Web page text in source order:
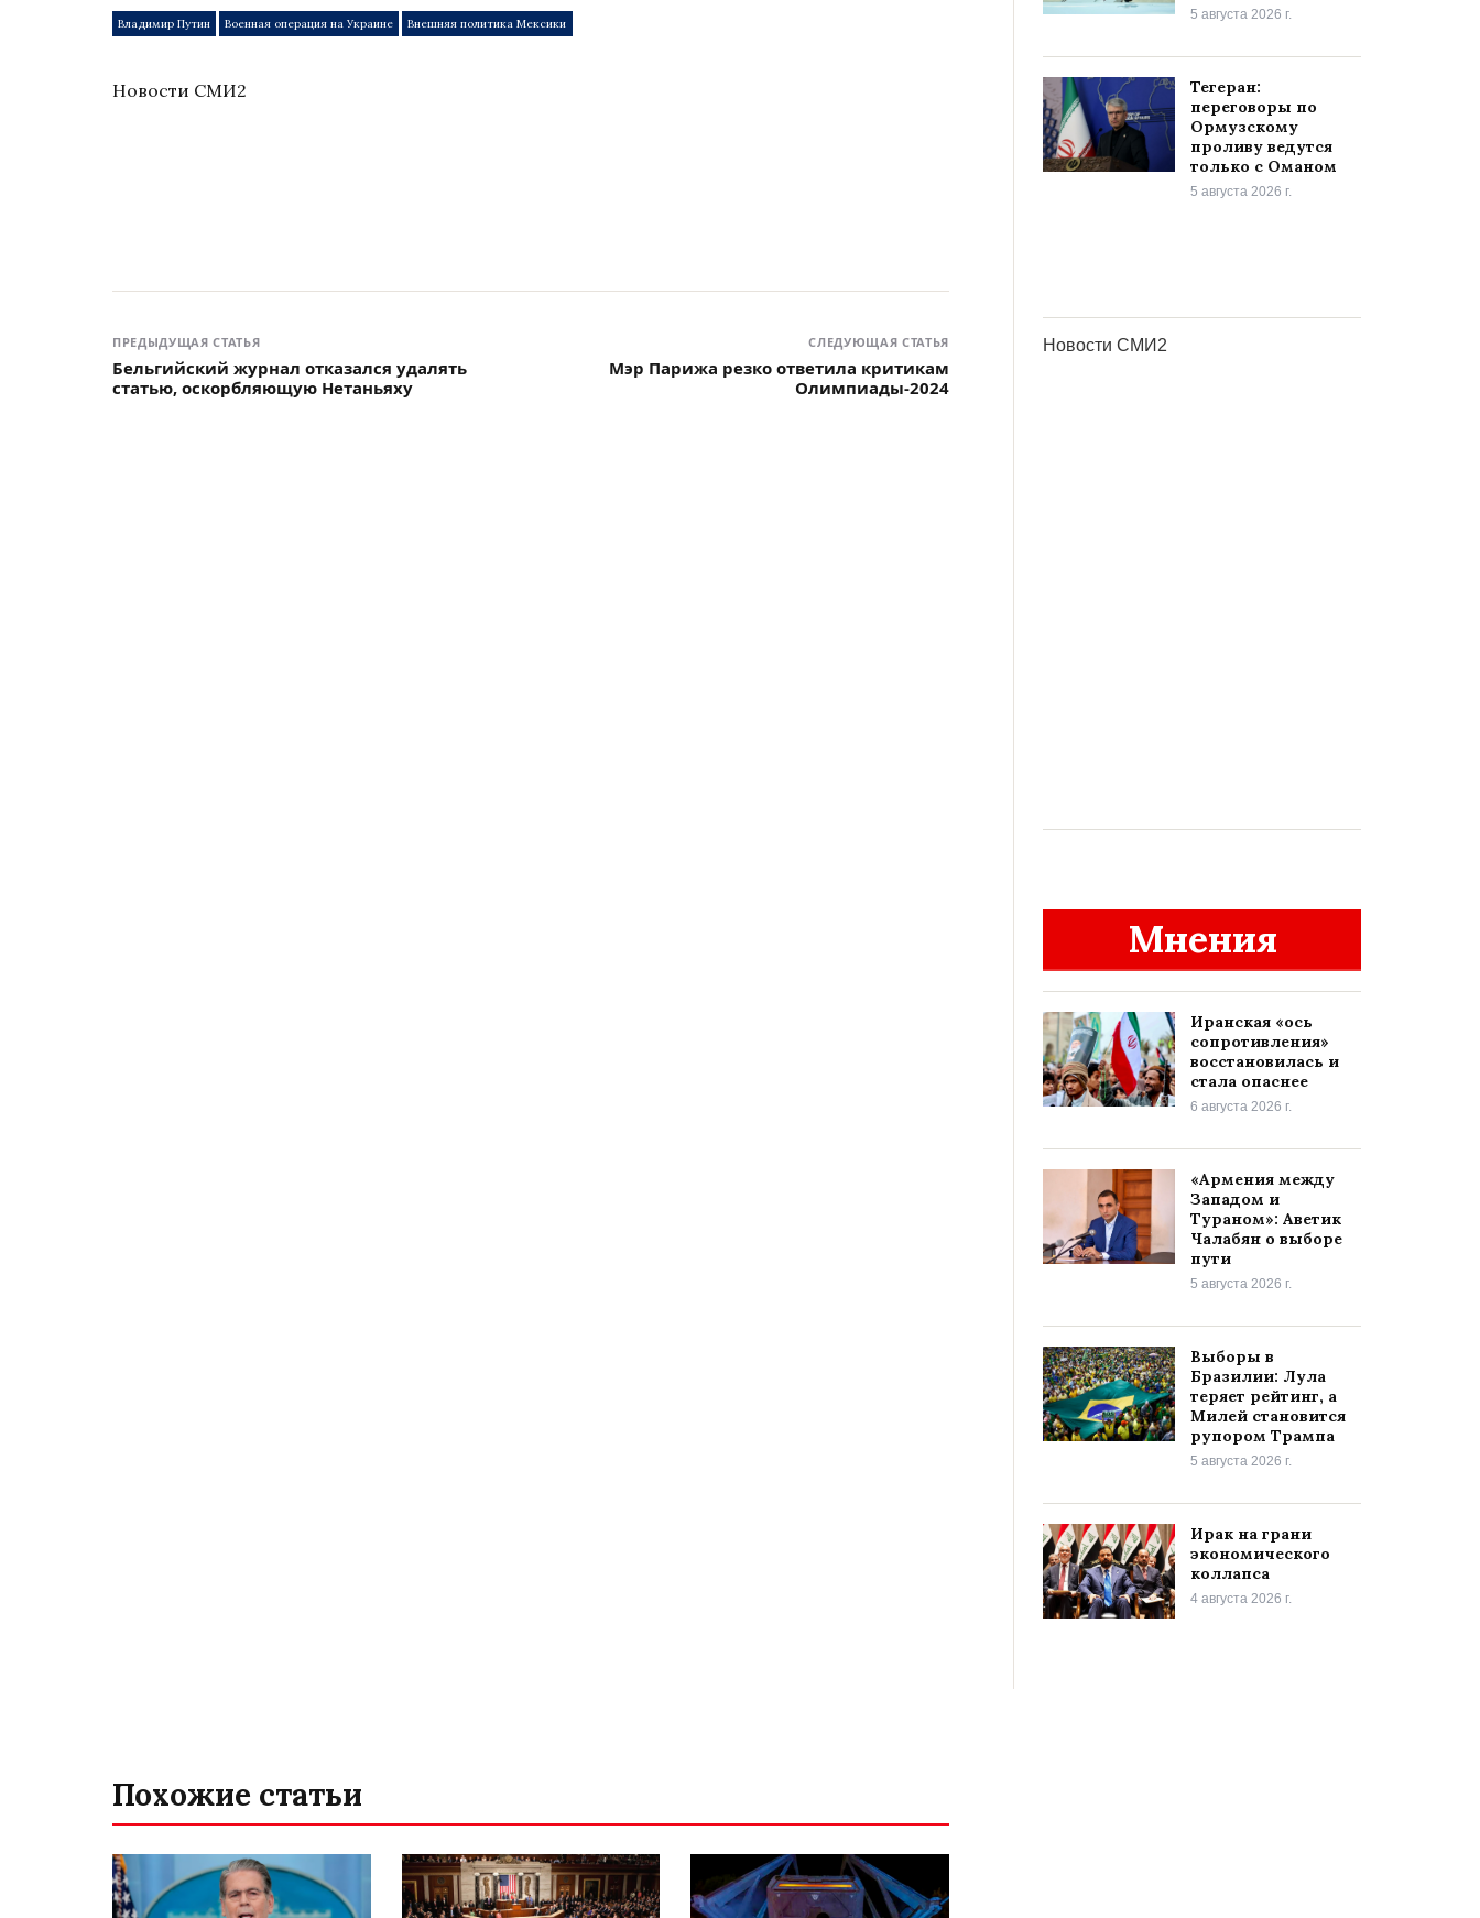
Владимир Путин Военная операция на Украине Внешняя политика Мексики
Новости СМИ2
ПРЕДЫДУЩАЯ СТАТЬЯ
Бельгийский журнал отказался удалять
статью, оскорбляющую Нетаньяху
СЛЕДУЮЩАЯ СТАТЬЯ
Мэр Парижа резко ответила критикам
Олимпиады-2024
5 августа 2026 г.
Тегеран:
переговоры по
Ормузскому
проливу ведутся
только с Оманом
5 августа 2026 г.
Мнения
Иранская «ось
сопротивления»
восстановилась и
стала опаснее
6 августа 2026 г.
«Армения между
Западом и
Тураном»: Аветик
Чалабян о выборе
пути
5 августа 2026 г.
Выборы в
Бразилии: Лула
теряет рейтинг, а
Милей становится
рупором Трампа
5 августа 2026 г.
Ирак на грани
экономического
коллапса
4 августа 2026 г.
Похожие статьи